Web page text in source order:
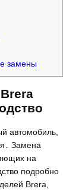
замены
автомобиль,
Замена
на
подробно
Brera,